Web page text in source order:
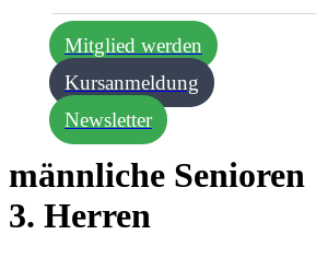
Mitglied werden
Kursanmeldung
Newsletter
männliche Senioren
3. Herren